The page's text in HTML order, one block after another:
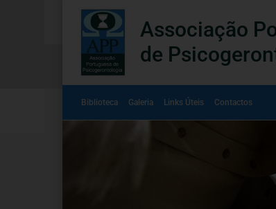
Associação
de
Biblioteca Galeria Links Úteis Contactos